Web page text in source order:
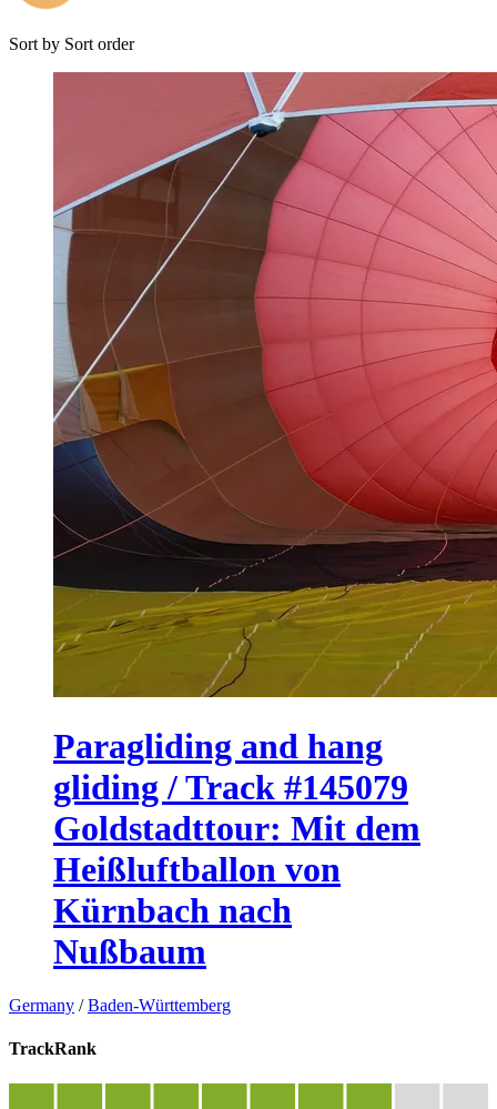
Sort by Sort order
Paragliding and hang
gliding / Track #145079
Goldstadttour: Mit dem
Heißluftballon von
Kürnbach nach
Nußbaum
Germany /Baden-Württemberg
TrackRank